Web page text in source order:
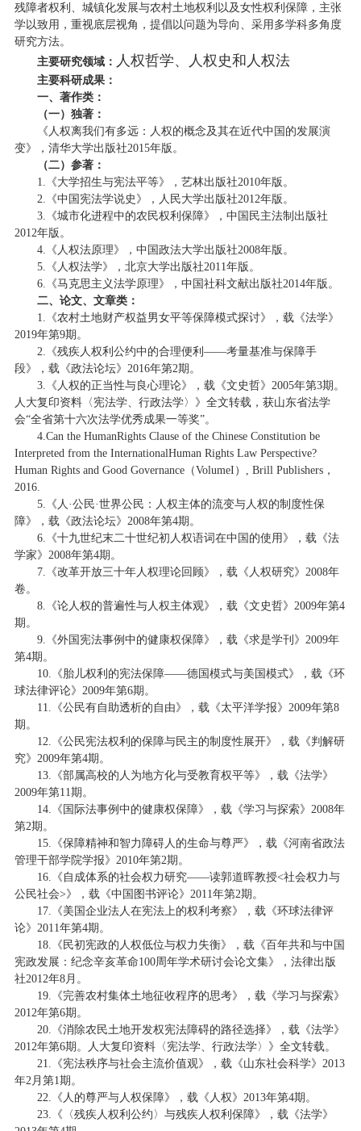
残障者权利、城镇化发展与农村土地权利以及女性权利保障，主张
学以致用，重视底层视角，提倡以问题为导向、采用多学科多角度
研究方法。
主要研究领域： 人权哲学、人权史和人权法
主要科研成果：
一、著作类：
（一）独著：
《人权离我们有多远：人权的概念及其在近代中国的发展演
变》，清华大学出版社2015年版。
（二）参著：
1.《大学招生与宪法平等》，艺林出版社2010年版。
2.《中国宪法学说史》，人民大学出版社2012年版。
3.《城市化进程中的农民权利保障》，中国民主法制出版社
2012年版。
4.《人权法原理》，中国政法大学出版社2008年版。
5.《人权法学》，北京大学出版社2011年版。
6.《马克思主义法学原理》，中国社科文献出版社2014年版。
二、论文、文章类：
1.《农村土地财产权益男女平等保障模式探讨》，载《法学》
2019年第9期。
2.《残疾人权利公约中的合理便利——考量基准与保障手
段》，载《政法论坛》2016年第2期。
3.《人权的正当性与良心理论》，载《文史哲》2005年第3期。
人大复印资料〈宪法学、行政法学〉》全文转载，获山东省法学
会“全省第十六次法学优秀成果一等奖”。
4.Can the HumanRights Clause of the Chinese Constitution be
Interpreted from the InternationalHuman Rights Law Perspective?
Human Rights and Good Governance（VolumeI）, Brill Publishers，
2016.
5.《人·公民·世界公民：人权主体的流变与人权的制度性保
障》，载《政法论坛》2008年第4期。
6.《十九世纪末二十世纪初人权语词在中国的使用》，载《法
学家》2008年第4期。
7.《改革开放三十年人权理论回顾》，载《人权研究》2008年
卷。
8.《论人权的普遍性与人权主体观》，载《文史哲》2009年第4
期。
9.《外国宪法事例中的健康权保障》，载《求是学刊》2009年
第4期。
10.《胎儿权利的宪法保障——德国模式与美国模式》，载《环
球法律评论》2009年第6期。
11.《公民有自助透析的自由》，载《太平洋学报》2009年第8
期。
12.《公民宪法权利的保障与民主的制度性展开》，载《判解研
究》2009年第4期。
13.《部属高校的人为地方化与受教育权平等》，载《法学》
2009年第11期。
14.《国际法事例中的健康权保障》，载《学习与探索》2008年
第2期。
15.《保障精神和智力障碍人的生命与尊严》，载《河南省政法
管理干部学院学报》2010年第2期。
16.《自成体系的社会权力研究——读郭道晖教授<社会权力与
公民社会>》，载《中国图书评论》2011年第2期。
17.《美国企业法人在宪法上的权利考察》，载《环球法律评
论》2011年第4期。
18.《民初宪政的人权低位与权力失衡》，载《百年共和与中国
宪政发展：纪念辛亥革命100周年学术研讨会论文集》，法律出版
社2012年8月。
19.《完善农村集体土地征收程序的思考》，载《学习与探索》
2012年第6期。
20.《消除农民土地开发权宪法障碍的路径选择》，载《法学》
2012年第6期。人大复印资料〈宪法学、行政法学〉》全文转载。
21.《宪法秩序与社会主流价值观》，载《山东社会科学》2013
年2月第1期。
22.《人的尊严与人权保障》，载《人权》2013年第4期。
23.《〈残疾人权利公约〉与残疾人权利保障》，载《法学》